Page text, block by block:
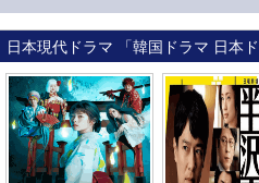
日本現代ドラマ 「韓国ドラマ 日本